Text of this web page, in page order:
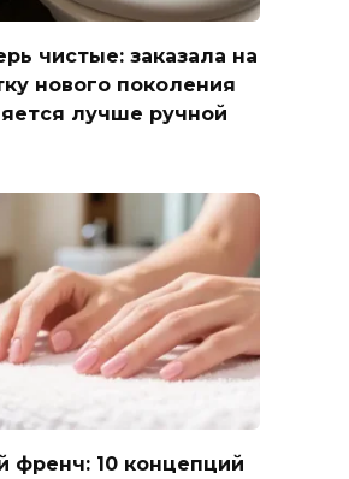
чистые: заказала на
нового поколения
лучше ручной
френч: 10 концепций